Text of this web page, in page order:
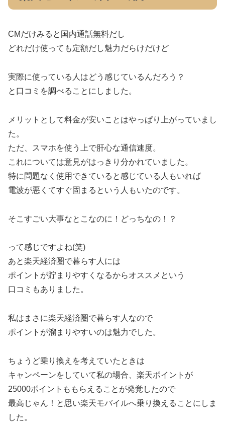
CMだけみると国内通話無料だし
どれだけ使っても定額だし魅力だらけだけど
実際に使っている人はどう感じているんだろう？
と口コミを調べることにしました。
メリットとして料金が安いことはやっぱり上がっていまし
た。
ただ、スマホを使う上で肝心な通信速度。
これについては意見がはっきり分かれていました。
特に問題なく使用できていると感じている人もいれば
電波が悪くてすぐ固まるという人もいたのです。
そこすごい大事なとこなのに！どっちなの！？
って感じですよね(笑)
あと楽天経済圏で暮らす人には
ポイントが貯まりやすくなるからオススメという
口コミもありました。
私はまさに楽天経済圏で暮らす人なので
ポイントが溜まりやすいのは魅力でした。
ちょうど乗り換えを考えていたときは
キャンペーンをしていて私の場合、楽天ポイントが
25000ポイントももらえることが発覚したので
最高じゃん！と思い楽天モバイルへ乗り換えることにしま
した。